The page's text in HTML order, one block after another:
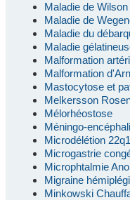
Maladie de Wilson
Maladie de
Maladie du
Maladie
Malformation
Malformation
Mastocytose et
Melkersson
Mélorhéostose
Méningo-
Microdélétion
Microgastrie
Microphtalmie
Migraine
Minkowski